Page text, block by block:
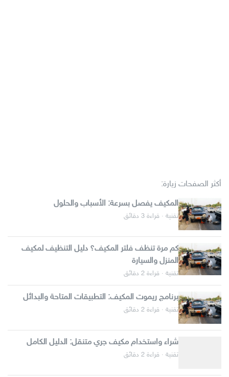
أكثر الصفحات زيارة:
المكيف يفصل بسرعة: الأسباب والحلول
تقنية · قراءة 3 دقائق
كم مرة تنظف فلتر المكيف؟ دليل التنظيف لمكيف
المنزل والسيارة
تقنية · قراءة 2 دقائق
برنامج ريموت المكيف: التطبيقات المتاحة والبدائل
تقنية · قراءة 2 دقائق
شراء واستخدام مكيف جري متنقل: الدليل الكامل
تقنية · قراءة 2 دقائق